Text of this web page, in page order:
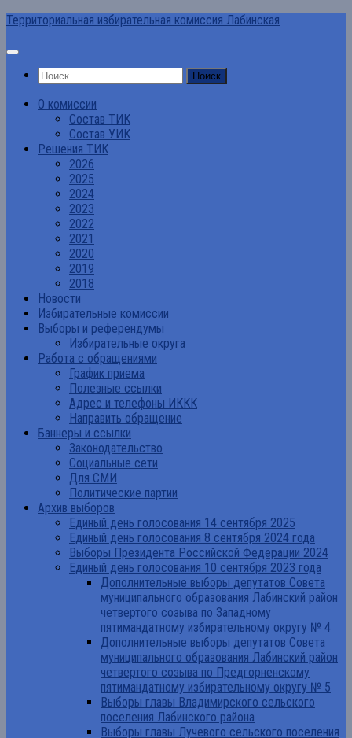
Перейти
содержимому
Территориальная избирательная комиссия Лабинская
Найти:
О комиссии
Состав ТИК
Состав УИК
Решения ТИК
2026
2025
2024
2023
2022
2021
2020
2019
2018
Новости
Избирательные комиссии
Выборы и референдумы
Избирательные округа
Работа с обращениями
График приема
Полезные ссылки
Адрес и телефоны ИККК
Направить обращение
Баннеры и ссылки
Законодательство
Социальные сети
Для СМИ
Политические партии
Архив выборов
Единый день голосования 14 сентября 2025
Единый день голосования 8 сентября 2024 года
Выборы Президента Российской Федерации 2024
Единый день голосования 10 сентября 2023 года
Дополнительные выборы депутатов Совета
муниципального образования Лабинский район
четвертого созыва по Западному
пятимандатному избирательному округу № 4
Дополнительные выборы депутатов Совета
муниципального образования Лабинский район
четвертого созыва по Предгорненскому
пятимандатному избирательному округу № 5
Выборы главы Владимирского сельского
поселения Лабинского района
Выборы главы Лучевого сельского поселения